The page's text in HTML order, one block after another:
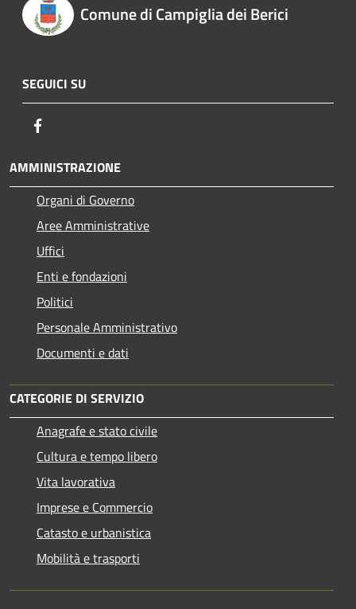
Comune di Campiglia dei Berici
SEGUICI SU
AMMINISTRAZIONE
Organi di Governo
Aree Amministrative
Uffici
Enti e fondazioni
Politici
Personale Amministrativo
Documenti e dati
CATEGORIE DI SERVIZIO
Anagrafe e stato civile
Cultura e tempo libero
Vita lavorativa
Imprese e Commercio
Catasto e urbanistica
Mobilità e trasporti